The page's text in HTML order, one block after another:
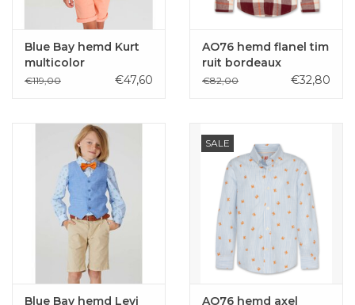
Blue Bay hemd Kurt
multicolor
€119,00 €47,60
AO76 hemd flanel tim
ruit bordeaux
€82,00 €32,80
Blue Bay hemd Levi
SALE
AO76 hemd axel